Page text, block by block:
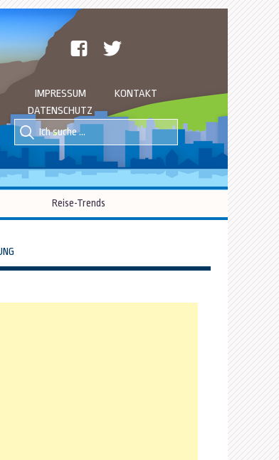
facebook
IMPRESSUM
KONTAKT
DATENSCHUTZ
Suche
nach::
Suche
nach:
Reise-Trends